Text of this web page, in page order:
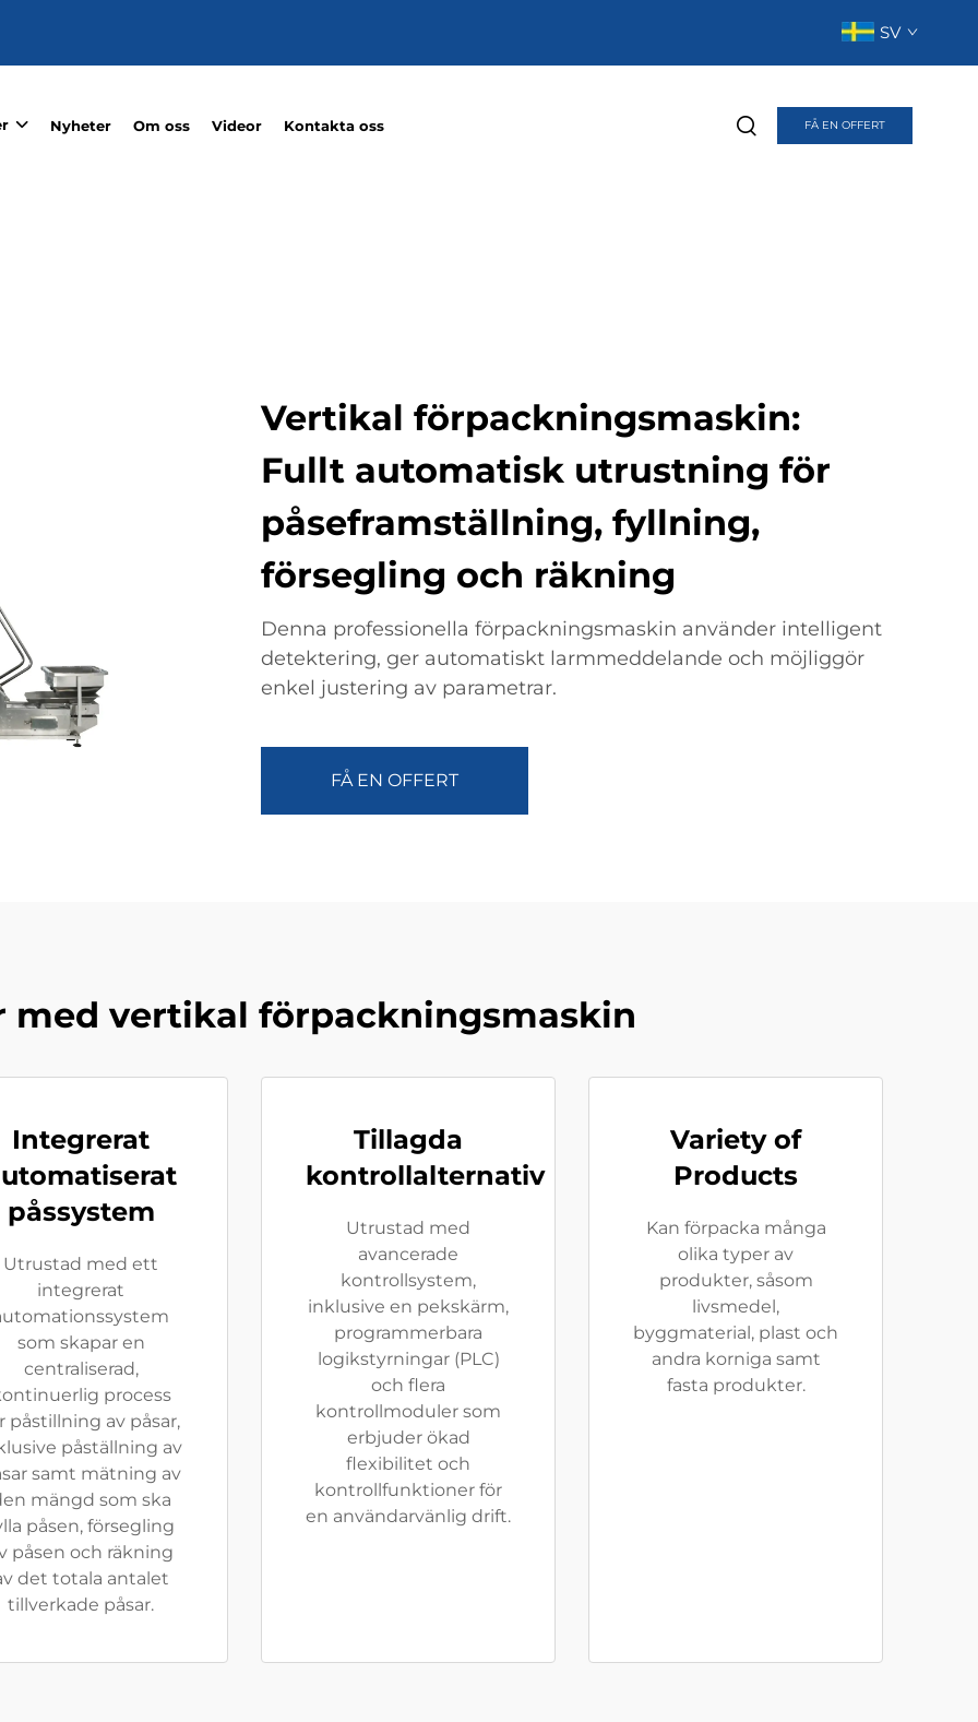
SV
Nyheter Om oss Videor Kontakta oss FÅ EN OFFERT
Vertikal förpackningsmaskin:
Fullt automatisk utrustning för
påseframställning, fyllning,
försegling och räkning
Denna professionella förpackningsmaskin använder intelligent
detektering, ger automatiskt larmmeddelande och möjliggör
enkel justering av parametrar.
FÅ EN OFFERT
med vertikal förpackningsmaskin
Integrerat
påssystem
Utrustad med ett
integrerat
som skapar en
centraliserad,
process
påstillning av påsar,
påställning av
samt mätning av
mängd som ska
påsen, försegling
påsen och räkning
det totala antalet
tillverkade påsar.
Tillagda
kontrollalternativ
Utrustad med
avancerade
kontrollsystem,
inklusive en pekskärm,
programmerbara
logikstyrningar (PLC)
och flera
kontrollmoduler som
erbjuder ökad
flexibilitet och
kontrollfunktioner för
en användarvänlig drift.
Variety of
Products
Kan förpacka många
olika typer av
produkter, såsom
livsmedel,
byggmaterial, plast och
andra korniga samt
fasta produkter.